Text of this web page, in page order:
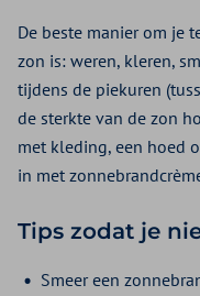
De beste manier om je
zon is: weren, kleren,
tijdens de piekuren
de sterkte van de zon
met kleding, een hoed
in met
Tips zodat je
Smeer een